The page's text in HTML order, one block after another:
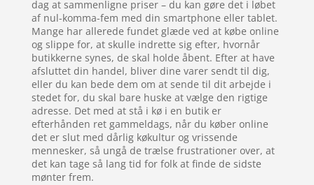
dag at sammenligne priser – du kan gøre det i løbet
af nul-komma-fem med din smartphone eller tablet.
Mange har allerede fundet glæde ved at købe online
og slippe for, at skulle indrette sig efter, hvornår
butikkerne synes, de skal holde åbent. Efter at have
afsluttet din handel, bliver dine varer sendt til dig,
eller du kan bede dem om at sende til dit arbejde i
stedet for, du skal bare huske at vælge den rigtige
adresse. Det med at stå i kø i en butik er
efterhånden ret gammeldags, når du køber online
det er slut med dårlig køkultur og vrissende
mennesker, så ungå de trælse frustrationer over, at
det kan tage så lang tid for folk at finde de sidste
mønter frem.